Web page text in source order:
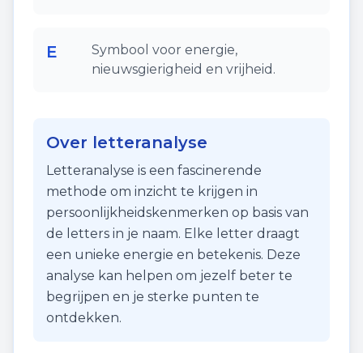
E
Symbool voor energie,
nieuwsgierigheid en vrijheid.
Over letteranalyse
Letteranalyse is een fascinerende
methode om inzicht te krijgen in
persoonlijkheidskenmerken op basis van
de letters in je naam. Elke letter draagt
een unieke energie en betekenis. Deze
analyse kan helpen om jezelf beter te
begrijpen en je sterke punten te
ontdekken.